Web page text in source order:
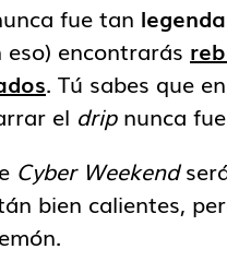
fue tan
eso) encontrarás
. Tú sabes que
el dripnunca
Cyber Weekend
bien calientes,